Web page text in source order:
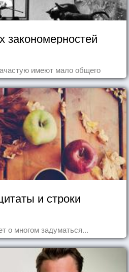
закономерностей
имеют мало общего
и строки
о многом задуматься...